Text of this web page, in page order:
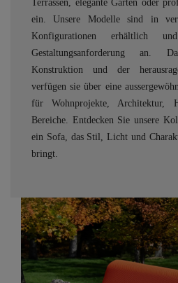
Terrassen, elegante Gärten oder
ein. Unsere Modelle sind in
Konfigurationen erhältlich
Gestaltungsanforderung an.
Konstruktion und der
verfügen sie über eine
für Wohnprojekte, Architektur,
Bereiche. Entdecken Sie unsere
ein Sofa, das Stil, Licht und
bringt.